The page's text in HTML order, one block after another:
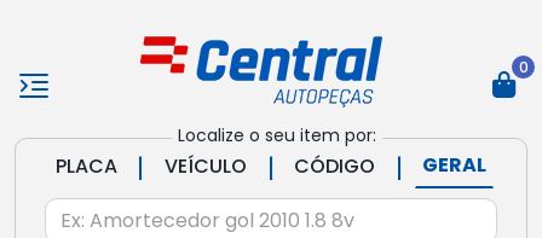
Localize o seu item por:
PLACA | VEÍCULO | CÓDIGO | GERAL
0